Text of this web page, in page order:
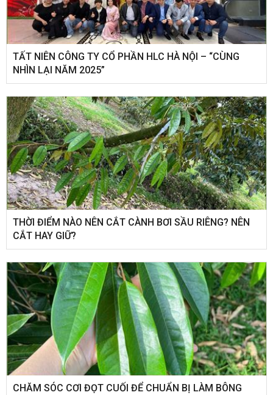
​TẤT NIÊN CÔNG TY CỔ PHẦN HLC HÀ NỘI – “CÙNG
NHÌN LẠI NĂM 2025”
THỜI ĐIỂM NÀO NÊN CẮT CÀNH BƠI SẦU RIÊNG? NÊN
CẮT HAY GIỮ?
CHĂM SÓC CƠI ĐỌT CUỐI ĐỂ CHUẨN BỊ LÀM BÔNG